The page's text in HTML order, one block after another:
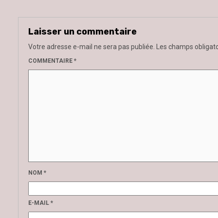
Laisser un commentaire
Votre adresse e-mail ne sera pas publiée. Les champs
COMMENTAIRE *
NOM *
E-MAIL *